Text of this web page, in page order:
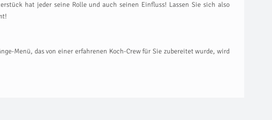
hat jeder seine Rolle und auch seinen Einfluss! Lassen Sie sich also
Menü, das von einer erfahrenen Koch-Crew für Sie zubereitet wurde, wird